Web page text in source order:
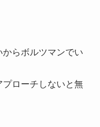
らボルツマンでい
ローチしないと無